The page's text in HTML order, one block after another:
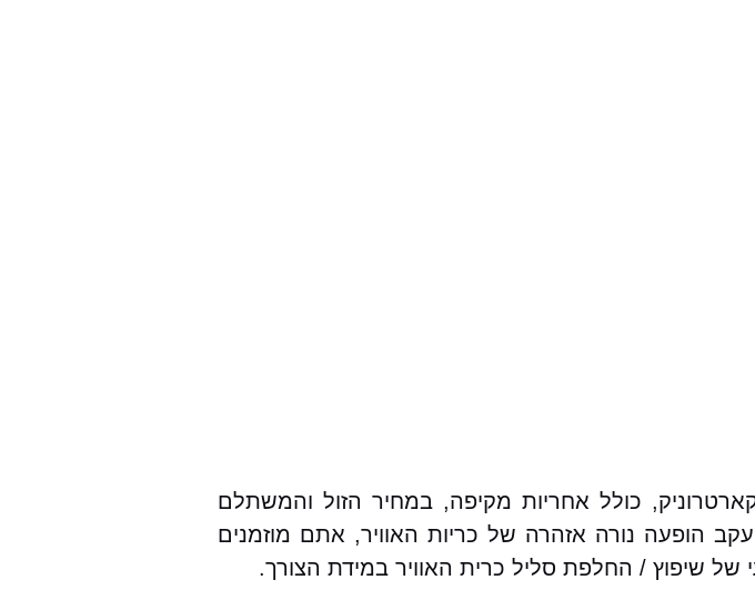
כולל אחריות מקיפה, במחיר הזול והמשתלם
נורה אזהרה של כריות האוויר, אתם מוזמנים
שיפוץ / החלפת סליל כרית האוויר במידת הצורך.